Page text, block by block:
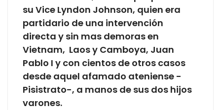
su Vice Lyndon Johnson, quien era
partidario de una intervención
directa y sin mas demoras en
Vietnam, Laos y Camboya, Juan
Pablo I y con cientos de otros casos
desde aquel afamado ateniense -
Pisistrato-, a manos de sus dos hijos
varones.